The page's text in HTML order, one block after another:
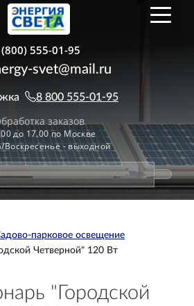
555-01-95
svet@mail.ru
8 800 555-01-95
заказов
до 17.00 по Москве
Воскресенье - выходной
парковое освещение
Четверной" 120 Вт
"Городской